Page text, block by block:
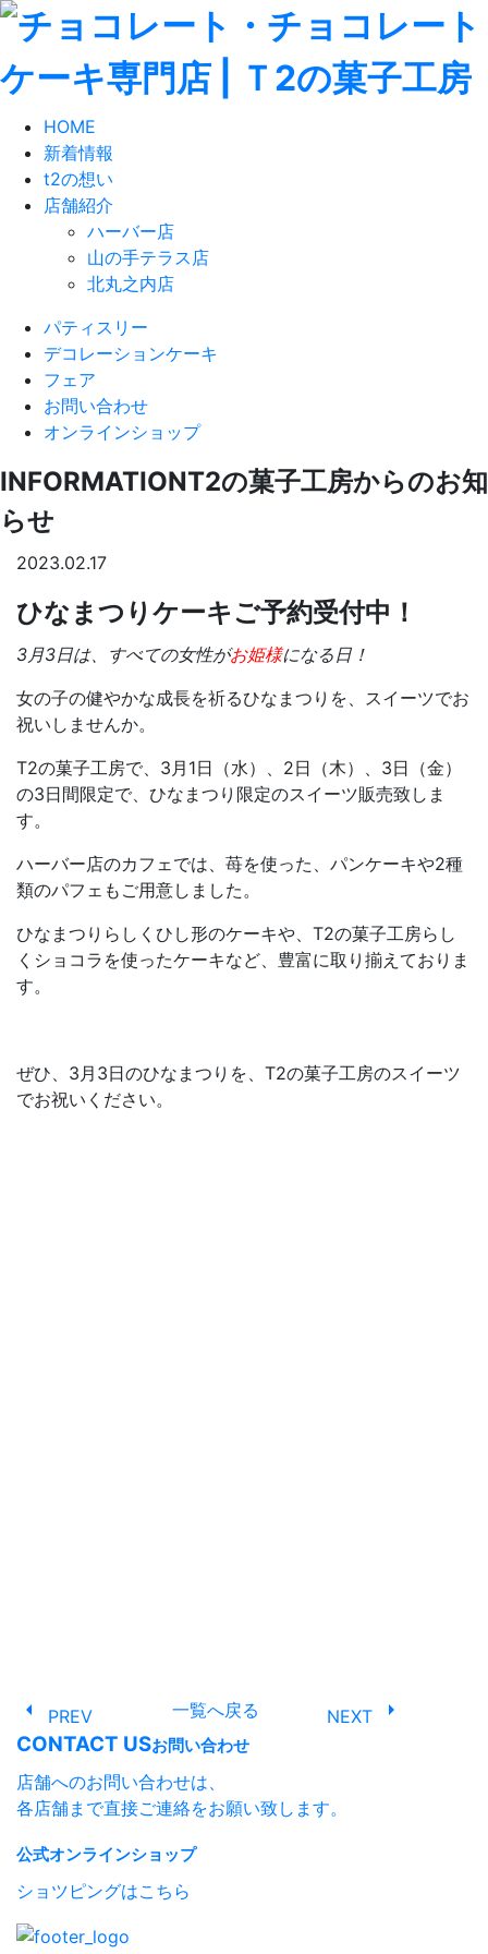
HOME
新着情報
t2の想い
店舗紹介
ハーバー店
山の手テラス店
北丸之内店
パティスリー
デコレーションケーキ
フェア
お問い合わせ
オンラインショップ
INFORMATIONT2の菓子工房からのお知
らせ
2023.02.17
ひなまつりケーキご予約受付中！
3月3日は、すべての女性がお姫様になる日！
女の子の健やかな成長を祈るひなまつりを、スイーツでお
祝いしませんか。
T2の菓子工房で、3月1日（水）、2日（木）、3日（金）
の3日間限定で、ひなまつり限定のスイーツ販売致しま
す。
ハーバー店のカフェでは、苺を使った、パンケーキや2種
類のパフェもご用意しました。
ひなまつりらしくひし形のケーキや、T2の菓子工房らし
くショコラを使ったケーキなど、豊富に取り揃えておりま
す。
ぜひ、3月3日のひなまつりを、T2の菓子工房のスイーツ
でお祝いください。
arrow_left PREV 一覧へ戻る NEXT arrow_right
CONTACT USお問い合わせ
店舗へのお問い合わせは、
各店舗まで直接ご連絡をお願い致します。
公式オンラインショップ
ショツピングはこちら